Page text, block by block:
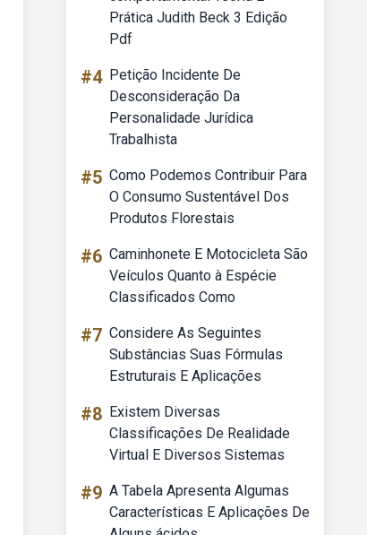
Prática Judith Beck 3 Edição
Pdf
#4 Petição Incidente De
Desconsideração Da
Personalidade Jurídica
Trabalhista
#5 Como Podemos Contribuir Para
O Consumo Sustentável Dos
Produtos Florestais
#6 Caminhonete E Motocicleta São
Veículos Quanto à Espécie
Classificados Como
#7 Considere As Seguintes
Substâncias Suas Fórmulas
Estruturais E Aplicações
#8 Existem Diversas
Classificações De Realidade
Virtual E Diversos Sistemas
#9 A Tabela Apresenta Algumas
Características E Aplicações De